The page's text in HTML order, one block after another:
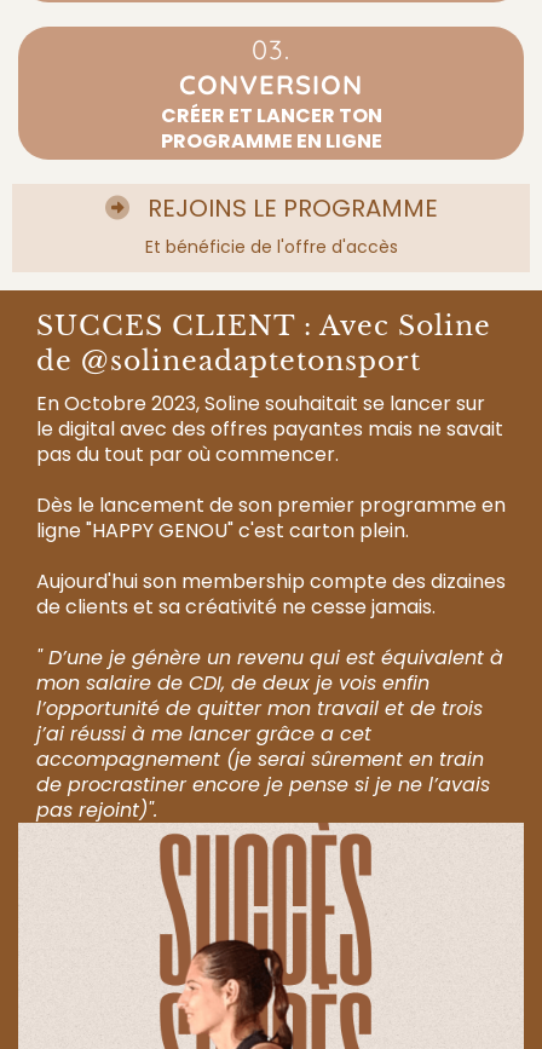
03.
CONVERSION
CRÉER ET LANCER TON
PROGRAMME EN LIGNE
REJOINS LE PROGRAMME
Et bénéficie de l'offre d'accès
SUCCES CLIENT : Avec Soline
de @solineadaptetonsport
En Octobre 2023, Soline souhaitait se lancer sur
le digital avec des offres payantes mais ne savait
pas du tout par où commencer.
Dès le lancement de son premier programme en
ligne "HAPPY GENOU" c'est carton plein.
Aujourd'hui son membership compte des dizaines
de clients et sa créativité ne cesse jamais.
" D’une je génère un revenu qui est équivalent à
mon salaire de CDI, de deux je vois enfin
l’opportunité de quitter mon travail et de trois
j’ai réussi à me lancer grâce a cet
accompagnement (je serai sûrement en train
de procrastiner encore je pense si je ne l’avais
pas rejoint)".